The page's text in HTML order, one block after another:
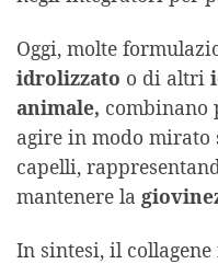
Oggi, molte
idrolizzato o di altri
animale, combinano
agire in modo mirato
capelli,
mantenere la
In sintesi, il